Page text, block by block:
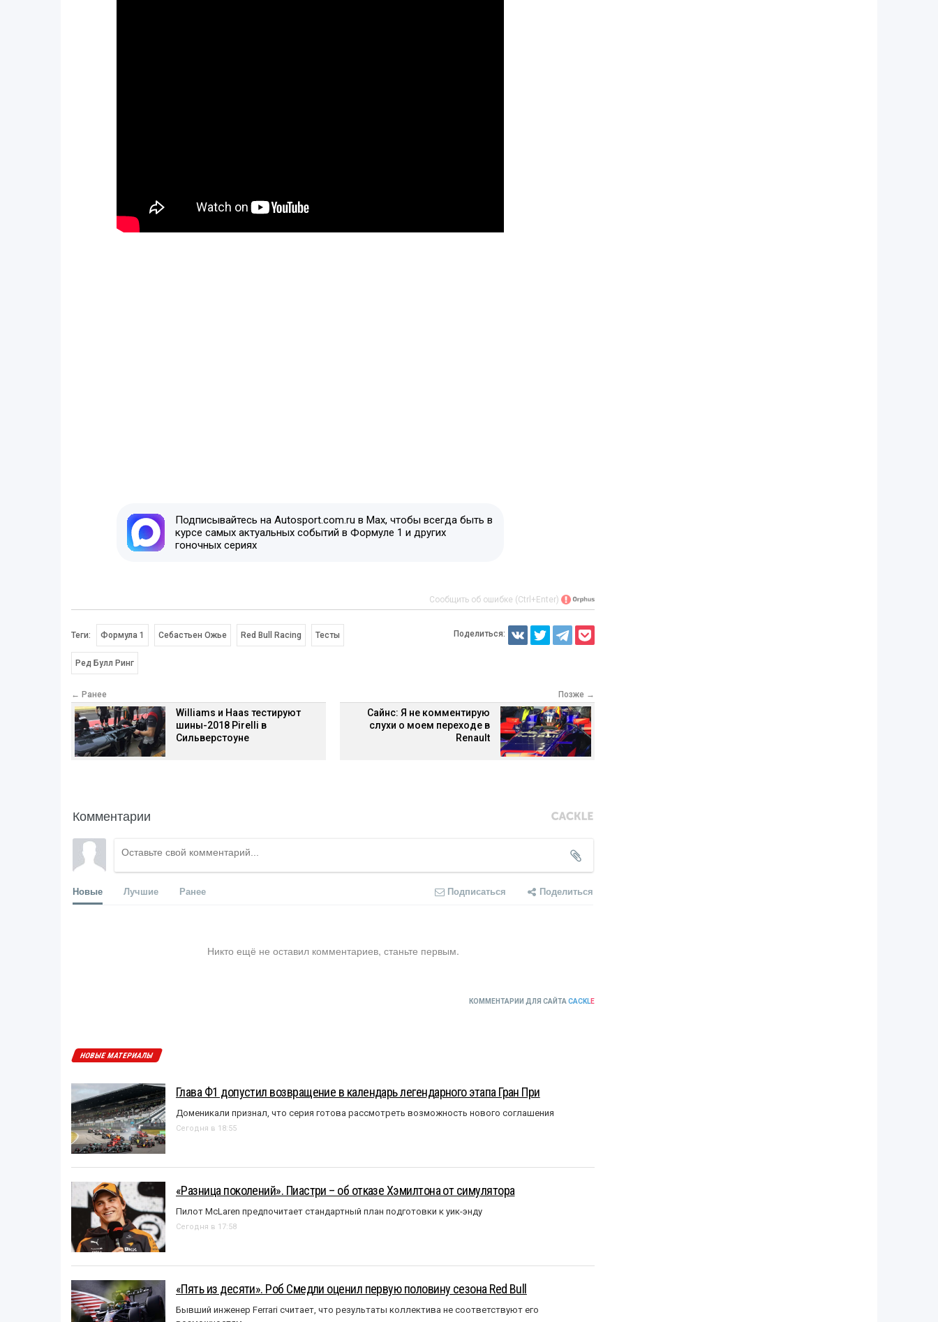
Подписывайтесь на Autosport.com.ru в Max, чтобы всегда быть в
курсе самых актуальных событий в Формуле 1 и других
гоночных сериях
Сообщить об ошибке (Ctrl+Enter)
Теги: Формула 1 Себастьен Ожье Red Bull Racing Тесты
Ред Булл Ринг
Поделиться:
← Ранее
Williams и Haas тестируют
шины-2018 Pirelli в
Сильверстоуне
Позже →
Сайнс: Я не комментирую
слухи о моем переходе в
Renault
Комментарии
Новые Лучшие Ранее Подписаться Поделиться
Никто ещё не оставил комментариев, станьте первым.
КОММЕНТАРИИ ДЛЯ САЙТА CACKLE
НОВЫЕ МАТЕРИАЛЫ
Глава Ф1 допустил возвращение в календарь легендарного этапа Гран При
Доменикали признал, что серия готова рассмотреть возможность нового соглашения
Сегодня в 18:55
«Разница поколений». Пиастри – об отказе Хэмилтона от симулятора
Пилот McLaren предпочитает стандартный план подготовки к уик-энду
Сегодня в 17:58
«Пять из десяти». Роб Смедли оценил первую половину сезона Red Bull
Бывший инженер Ferrari считает, что результаты коллектива не соответствуют его